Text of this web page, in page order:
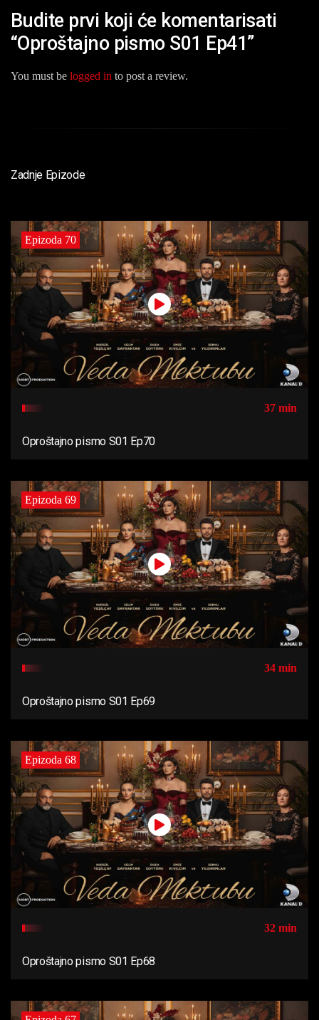
Budite prvi koji će komentarisati
“Oproštajno pismo S01 Ep41”
You must be logged in to post a review.
Zadnje Epizode
Epizoda 70
37 min
Oproštajno pismo S01 Ep70
Epizoda 69
34 min
Oproštajno pismo S01 Ep69
Epizoda 68
32 min
Oproštajno pismo S01 Ep68